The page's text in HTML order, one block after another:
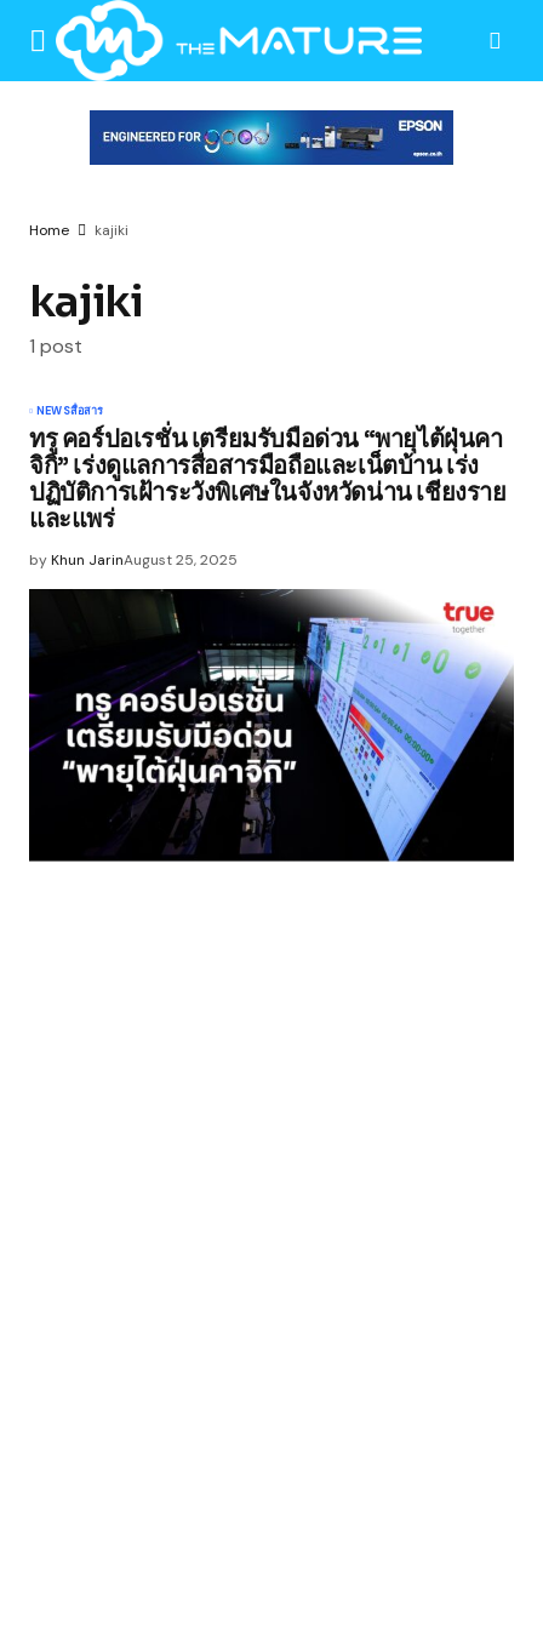
Home kajiki
kajiki
1 post
NEWSสื่อสาร
ทรู คอร์ปอเรชั่น เตรียมรับมือด่วน “พายุไต้ฝุ่นคา
จิกิ” เร่งดูแลการสื่อสารมือถือและเน็ตบ้าน เร่ง
ปฏิบัติการเฝ้าระวังพิเศษในจังหวัดน่าน เชียงราย
และแพร่
byKhun JarinAugust 25, 2025